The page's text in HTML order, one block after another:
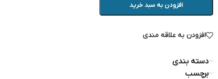
افزودن به سبد خرید
افزودن به علاقه مندی
دسته بندی
برچسب